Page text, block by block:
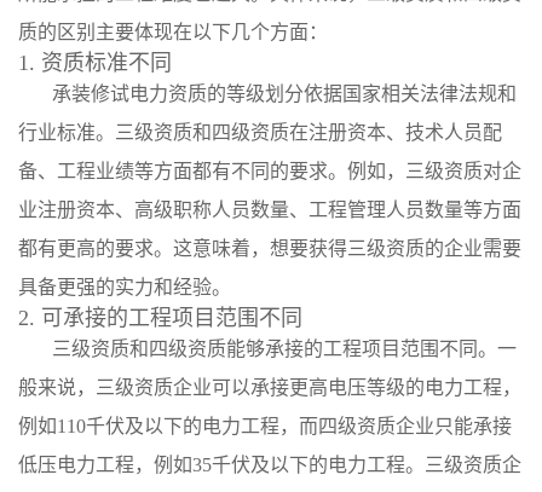
质的区别主要体现在以下几个方面：
1. 资质标准不同
承装修试电力资质的等级划分依据国家相关法律法规和
行业标准。三级资质和四级资质在注册资本、技术人员配
备、工程业绩等方面都有不同的要求。例如，三级资质对企
业注册资本、高级职称人员数量、工程管理人员数量等方面
都有更高的要求。这意味着，想要获得三级资质的企业需要
具备更强的实力和经验。
2. 可承接的工程项目范围不同
三级资质和四级资质能够承接的工程项目范围不同。一
般来说，三级资质企业可以承接更高电压等级的电力工程，
例如110千伏及以下的电力工程，而四级资质企业只能承接
低压电力工程，例如35千伏及以下的电力工程。三级资质企